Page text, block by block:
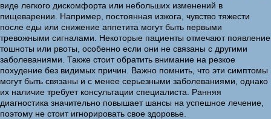
виде легкого дискомфорта или небольших изменений в
пищеварении. Например, постоянная изжога, чувство тяжести
после еды или снижение аппетита могут быть первыми
тревожными сигналами. Некоторые пациенты отмечают появление
тошноты или рвоты, особенно если они не связаны с другими
заболеваниями. Также стоит обратить внимание на резкое
похудение без видимых причин. Важно помнить, что эти симптомы
могут быть связаны и с менее серьезными заболеваниями, однако
их наличие требует консультации специалиста. Ранняя
диагностика значительно повышает шансы на успешное лечение,
поэтому не стоит игнорировать свое здоровье.